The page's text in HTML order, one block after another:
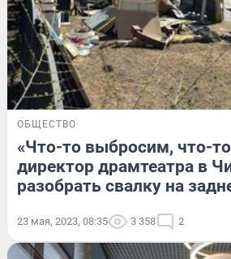
ОБЩЕСТВО
«Что-то выбросим, что-
директор драмтеатра в
разобрать свалку на
23 мая, 2023, 08:35 3 358 2